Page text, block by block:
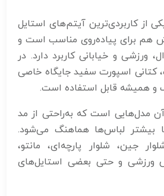
از کاربردی‌ترین آیتم‌های استایل
هم برای پیاده‌روی مناسب است و
ورزشی و خیابانی کاربرد دارد. در
کتانی اسپورت سفید جایگاه خاصی
و همیشه قابل استفاده است.
آن مدل‌هایی است که به‌راحتی از مد
بیشتر لباس‌ها هماهنگ می‌شود.
جین، شلوار پارچه‌ای، مانتو،
ورزشی و حتی بعضی استایل‌های